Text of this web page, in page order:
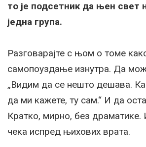
то је подсетник да њен свет
једна група.
Разговарајте с њом о томе
самопоуздање изнутра. Да
„Видим да се нешто дешава.
да ми кажете, ту сам.“ И да
Кратко, мирно, без
чека испред њихових врата.